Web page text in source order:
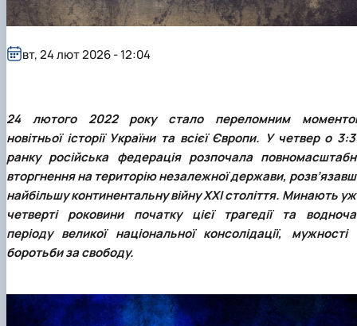
Проєкт «Розвиток лідерських навичок жінок
та мереж для забезпечення рівності у …
24 лютого 2022 року стало переломним
новітньої історії України та всієї Європи. У четвер о
ранку російська федерація розпочала
вторгнення на територію незалежної держави,
найбільшу континентальну війну ХХІ століття. Минають
четверті роковини початку цієї трагедії та
періоду великої національної консолідації, мужності
боротьби за свободу.
вт, 24 лют 2026 - 12:04